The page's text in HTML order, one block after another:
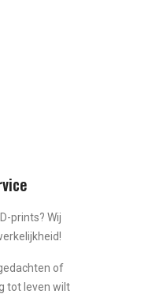
prints? Wij
of
tot leven wilt